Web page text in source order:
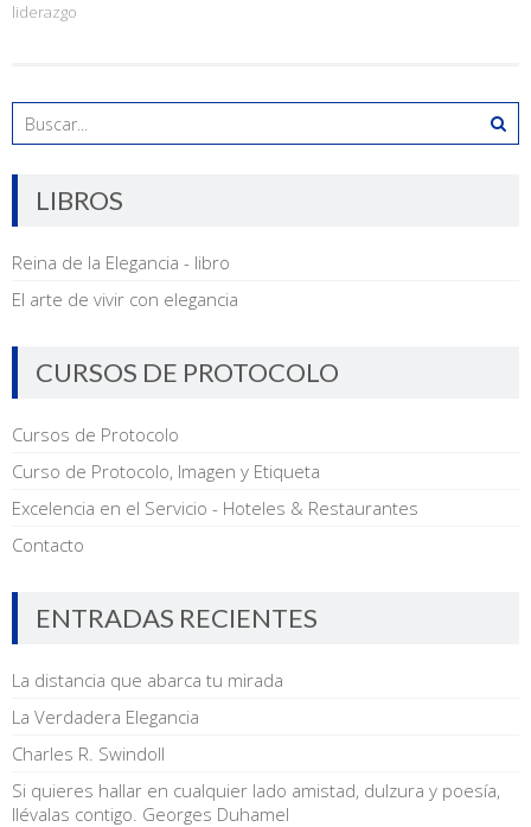
liderazgo
LIBROS
Reina de la Elegancia - libro
El arte de vivir con elegancia
CURSOS DE PROTOCOLO
Cursos de Protocolo
Curso de Protocolo, Imagen y Etiqueta
Excelencia en el Servicio - Hoteles & Restaurantes
Contacto
ENTRADAS RECIENTES
La distancia que abarca tu mirada
La Verdadera Elegancia
Charles R. Swindoll
Si quieres hallar en cualquier lado amistad, dulzura y poesía,
llévalas contigo. Georges Duhamel